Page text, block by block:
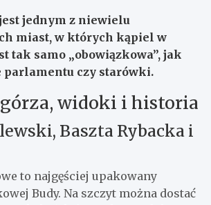
jednym z niewielu
miast, w których kąpiel w
tak samo „obowiązkowa”, jak
parlamentu czy starówki.
widoki i historia
Baszta Rybacka i
to najgęściej upakowany
Budy. Na szczyt można dostać